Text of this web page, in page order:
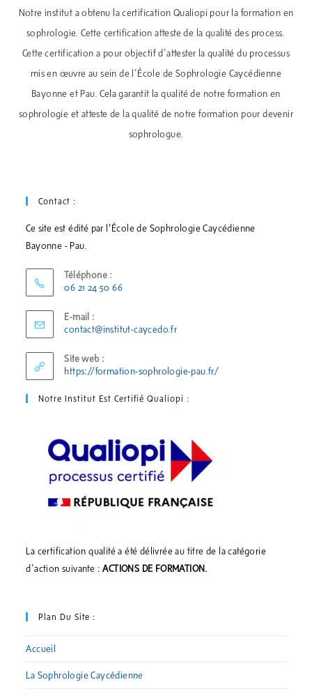
Notre institut a obtenu la certification Qualiopi pour la formation en
sophrologie. Cette certification atteste de la qualité des process.
Cette certification a pour objectif d’attester la qualité du processus
mis en œuvre au sein de l’École de Sophrologie Caycédienne
Bayonne et Pau. Cela garantit la qualité de notre formation en
sophrologie et atteste de la qualité de notre formation pour devenir
sophrologue.
Contact :
Ce site est édité par l'École de Sophrologie Caycédienne
Bayonne - Pau.
Téléphone :
06 21 24 50 66
E-mail :
contact@institut-caycedo.fr
Site web :
https://formation-sophrologie-pau.fr/
Notre Institut Est Certifié Qualiopi :
La certification qualité a été délivrée au titre de la catégorie
d’action suivante :ACTIONS DE FORMATION.
Plan Du Site :
Accueil
La Sophrologie Caycédienne